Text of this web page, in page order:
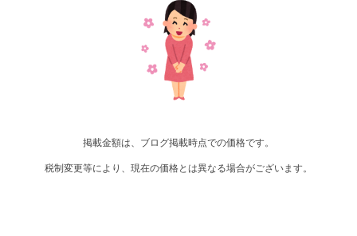
掲載金額は、ブログ掲載時点での価格です。
税制変更等により、現在の価格とは異なる場合がございます。